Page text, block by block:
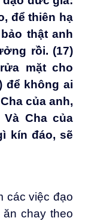
để thiên hạ
thật anh
rồi. (17)
mặt cho
để không ai
của anh,
Cha của
kín đáo, sẽ
các việc đạo
chay theo